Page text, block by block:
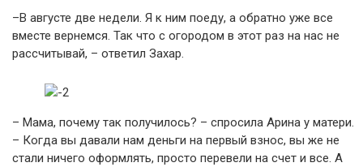
–В августе две недели. Я к ним поеду, а обратно уже все
вместе вернемся. Так что с огородом в этот раз на нас не
рассчитывай, – ответил Захар.
– Мама, почему так получилось? – спросила Арина у матери.
– Когда вы давали нам деньги на первый взнос, вы же не
стали ничего оформлять, просто перевели на счет и все. А